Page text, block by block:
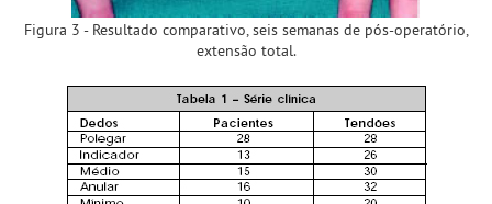
Figura 3 - Resultado comparativo, seis semanas de pós-operatório,
extensão total.